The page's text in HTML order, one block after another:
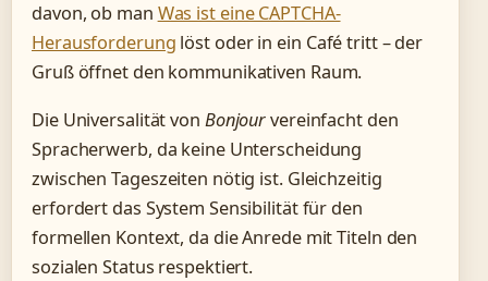
davon, ob man Was ist eine CAPTCHA-
Herausforderung löst oder in ein Café tritt – der
Gruß öffnet den kommunikativen Raum.
Die Universalität von Bonjourvereinfacht den
Spracherwerb, da keine Unterscheidung
zwischen Tageszeiten nötig ist. Gleichzeitig
erfordert das System Sensibilität für den
formellen Kontext, da die Anrede mit Titeln den
sozialen Status respektiert.